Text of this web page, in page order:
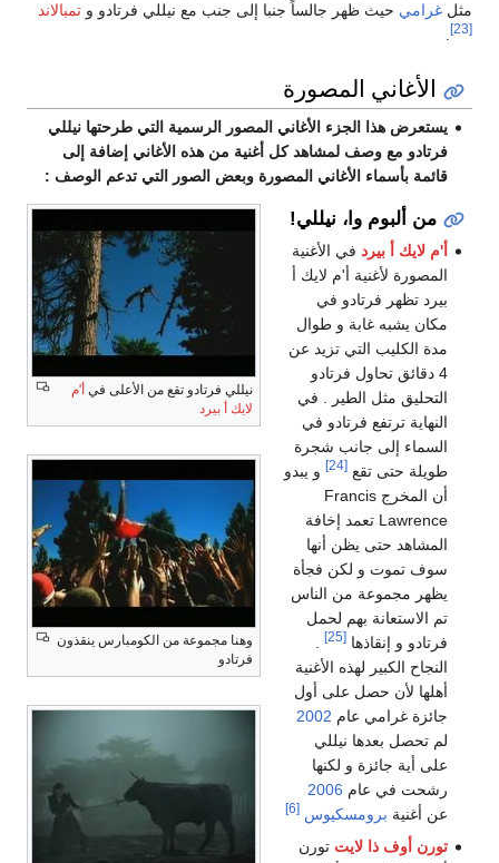
مثل غرامي حيث ظهر جالساً جنبا إلى جنب مع نيللي فرتادو و تمبالاند
[23]
.
الأغاني المصورة
يستعرض هذا الجزء الأغاني المصور الرسمية التي طرحتها نيللي
فرتادو مع وصف لمشاهد كل أغنية من هذه الأغاني إضافة إلى
قائمة بأسماء الأغاني المصورة وبعض الصور التي تدعم الوصف :
نيللي فرتادو تقع من الأعلى في أ'م
لايك أ بيرد
وهنا مجموعة من الكومبارس ينقذون
فرتادو
من ألبوم وا، نيللي!
أ'م لايك أ بيرد في الأغنية
المصورة لأغنية أ'م لايك أ
بيرد تظهر فرتادو في
مكان يشبه غابة و طوال
مدة الكليب التي تزيد عن
4 دقائق تحاول فرتادو
التحليق مثل الطير . في
النهاية ترتفع فرتادو في
السماء إلى جانب شجرة
طويلة حتى تقع[24]
و يبدو
أن المخرج Francis
Lawrence تعمد إخافة
المشاهد حتى يظن أنها
سوف تموت و لكن فجأة
يظهر مجموعة من الناس
تم الاستعانة بهم لحمل
فرتادو و إنقاذها[25]
.
النجاح الكبير لهذه الأغنية
أهلها لأن حصل على أول
جائزة غرامي عام 2002
لم تحصل بعدها نيللي
على أية جائزة و لكنها
رشحت في عام 2006
عن أغنية برومسكيوس [6]
تورن أوف ذا لايت تورن